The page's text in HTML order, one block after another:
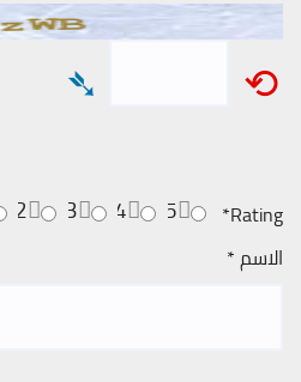
⟲
➴
Rating
*
5
4
3
2
الاسم*